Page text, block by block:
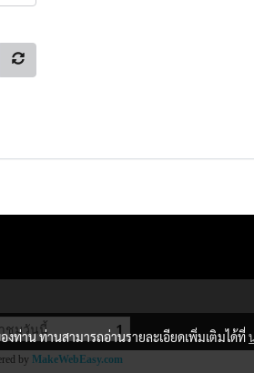
ชมวันนี้ 1
by MakeWebEasy.com
ท่าน ท่านสามารถอ่านรายละเอียดเพิ่มเติมได้ที่